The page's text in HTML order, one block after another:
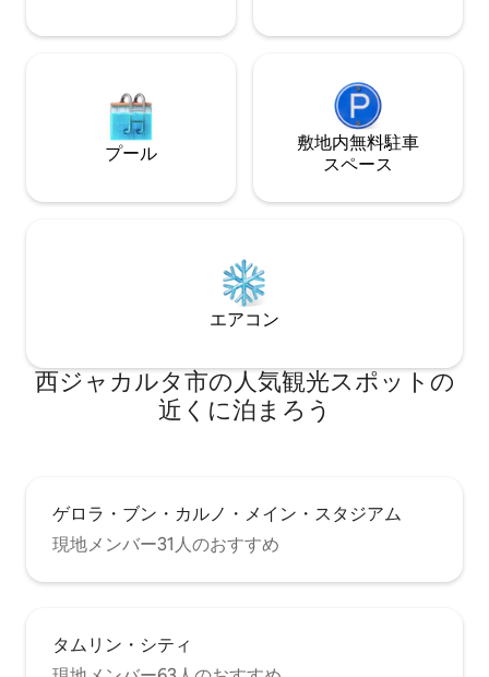
プール
敷地内無料駐⁠車
ス⁠ペ⁠ー⁠ス
エアコン
西ジャカルタ市の人気観光スポットの
近くに泊まろう
ゲロラ・ブン・カルノ・メイン・スタジアム
現地メンバー31人のおすすめ
タムリン・シティ